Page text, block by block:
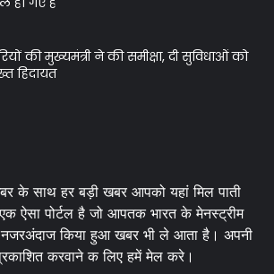
की मुख्यमंत्री ने की समीक्षा, दी सुविधाओं को
हिदायत
के साथ हर बड़ी खबर आपको यहां मिल पाती
ऐसा पोर्टल है जो आपतक भारत के मेनस्ट्रीम
या नजरअंदाज किया हुआ खबर भी ले आता है। अपनी
करवाने क लिए हमें मेल करे।